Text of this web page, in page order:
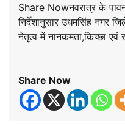
Share Nowनवरात्र के
निर्देशानुसार उधमसिंह नगर
नेतृत्व में नानकमता,किच्छा
Share Now